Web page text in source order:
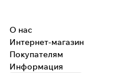
О нас
Интернет-магазин
Покупателям
Информация